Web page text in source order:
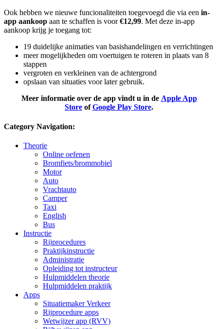
Ook hebben we nieuwe funcionaliteiten toegevoegd die via een in-
app aankoop aan te schaffen is voor€12,99. Met deze in-app
aankoop krijg je toegang tot:
19 duidelijke animaties van basishandelingen en verrichtingen
meer mogelijkheden om voertuigen te roteren in plaats van 8
stappen
vergroten en verkleinen van de achtergrond
opslaan van situaties voor later gebruik.
Meer informatie over de app vindt u in de Apple App
Store of Google Play Store.
Category Navigation:
Theorie
Online oefenen
Bromfiets/brommobiel
Motor
Auto
Vrachtauto
Camper
Taxi
English
Bus
Instructie
Rijprocedures
Praktijkinstructie
Administratie
Opleiding tot instructeur
Hulpmiddelen theorie
Hulpmiddelen praktijk
Apps
Situatiemaker Verkeer
Rijprocedure apps
Wetwijzer app (RVV)